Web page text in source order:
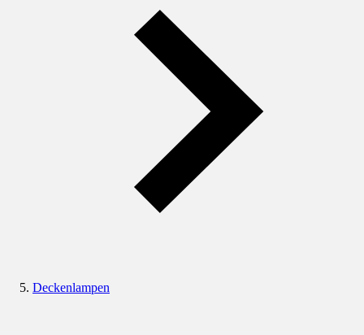
Deckenlampen